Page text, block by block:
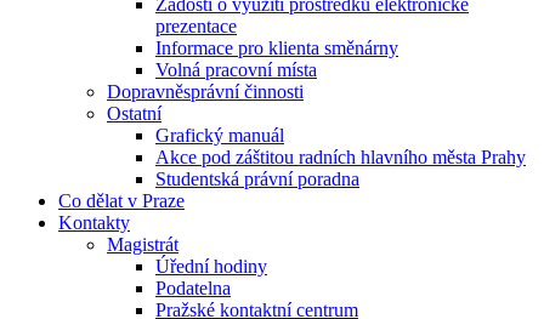
Žádosti o využití prostředků elektronické
prezentace
Informace pro klienta směnárny
Volná pracovní místa
Dopravněsprávní činnosti
Ostatní
Grafický manuál
Akce pod záštitou radních hlavního města Prahy
Studentská právní poradna
Co dělat v Praze
Kontakty
Magistrát
Úřední hodiny
Podatelna
Pražské kontaktní centrum